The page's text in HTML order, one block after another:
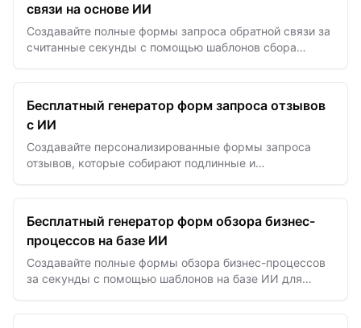
связи на основе ИИ
Создавайте полные формы запроса обратной связи за
считанные секунды с помощью шаблонов сбора
Бесплатный генератор форм запроса отзывов
с ИИ
Создавайте персонализированные формы запроса
отзывов, которые собирают подлинные и
Бесплатный генератор форм обзора бизнес-
процессов на базе ИИ
Создавайте полные формы обзора бизнес-процессов
за секунды с помощью шаблонов на базе ИИ для